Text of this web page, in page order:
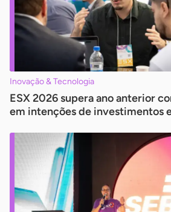
Inovação & Tecnologia
ESX 2026 supera ano anterior
em intenções de investimentos